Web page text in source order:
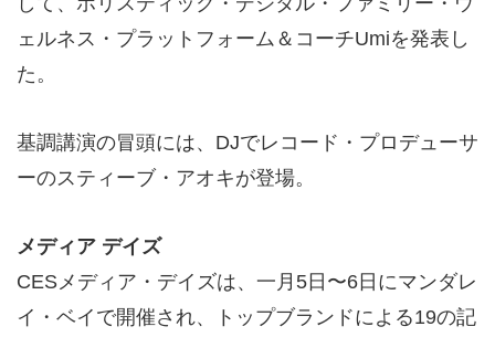
ェルネス・プラットフォーム＆コーチUmiを発表し
た。
基調講演の冒頭には、DJでレコード・プロデューサ
ーのスティーブ・アオキが登場。
メディア デイズ
CESメディア・デイズは、一月5日〜6日にマンダレ
イ・ベイで開催され、トップブランドによる19の記